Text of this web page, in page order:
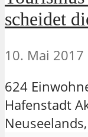
scheidet
10. Mai 2017
624
Hafenstadt